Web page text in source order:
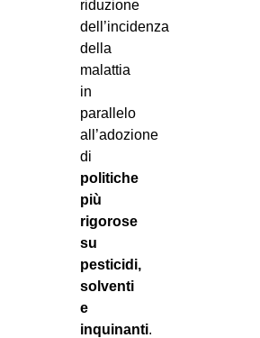
riduzione
dell’incidenza
della
malattia
in
parallelo
all’adozione
di
politiche
più
rigorose
su
pesticidi,
solventi
e
inquinanti.